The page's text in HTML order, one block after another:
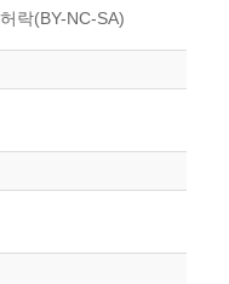
락(BY-NC-SA)